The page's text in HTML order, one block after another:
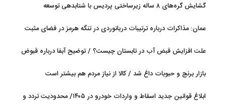
گشایش گره‌های ۸ ساله زیرساختی پردیس با شتابدهی توسعه
عمان: مذاکرات درباره ترتیبات دریانوردی در تنگه هرمز در فضای مثبت
علت افزایش قبض آب در تابستان چیست؟ / توضیح آبفا درباره قبوض
بازار برنج و حبوبات داغ شد / کالا از نیاز مردم هم بیشتر است
ابلاغ قوانین جدید اسقاط و واردات خودرو در ۱۴۰۵/ محدودیت تردد و